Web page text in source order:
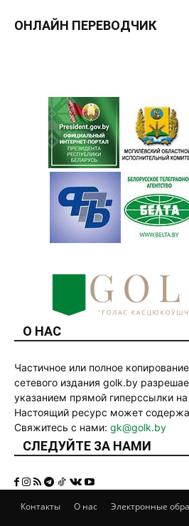
ОНЛАЙН ПЕРЕВОДЧИК
О НАС
Частичное или полное
сетевого издания golk.by
указанием прямой гиперссылки на
Настоящий ресурс может
Свяжитесь с нами: gk@golk.by
СЛЕДУЙТЕ ЗА НАМИ
Контакты О нас Электронные